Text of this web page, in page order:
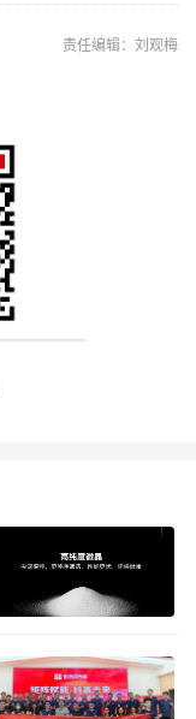
责任编辑：刘观梅